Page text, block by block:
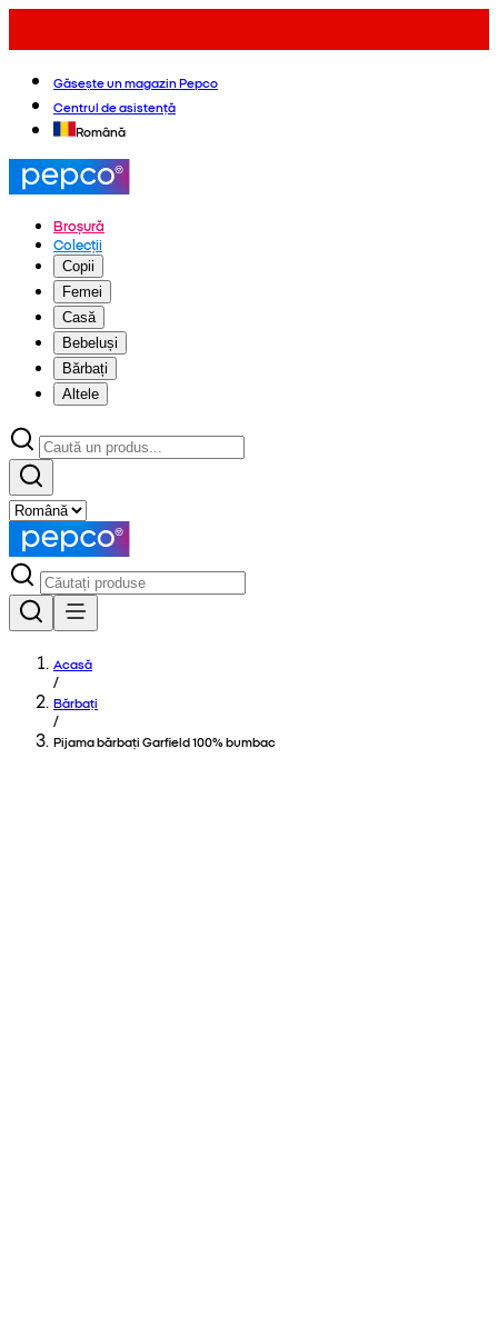
Găsește un magazin Pepco
Centrul de asistență
Română
Broșură
Colecții
Copii
Femei
Casă
Bebeluși
Bărbați
Altele
Acasă
/
Bărbați
/
Pijama bărbați Garfield 100% bumbac